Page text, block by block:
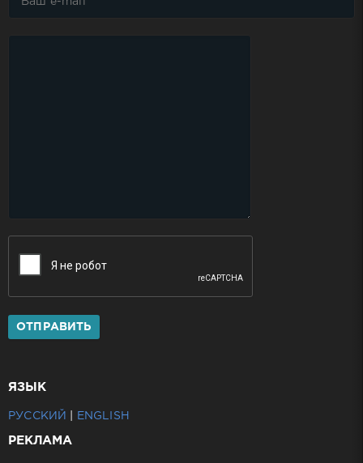
ОТПРАВИТЬ
ЯЗЫК
РУССКИЙ ENGLISH
РЕКЛАМА